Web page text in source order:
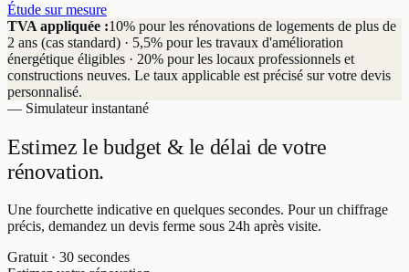
Étude sur mesure
TVA appliquée :10% pour les rénovations de logements de plus de
2 ans (cas standard) · 5,5% pour les travaux d'amélioration
énergétique éligibles · 20% pour les locaux professionnels et
constructions neuves. Le taux applicable est précisé sur votre devis
personnalisé.
— Simulateur instantané
Estimez le budget & le délai de votre
rénovation.
Une fourchette indicative en quelques secondes. Pour un chiffrage
précis, demandez un devis ferme sous 24h après visite.
Gratuit · 30 secondes